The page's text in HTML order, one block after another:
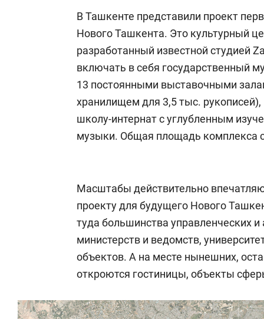
В Ташкенте представили проект
Нового Ташкента. Это культурный
разработанный известной студией
включать в себя государственный
13 постоянными выставочными
хранилищем для 3,5 тыс.
школу-интернат с углубленным
музыки. Общая площадь комплекса
Масштабы действительно
проекту для будущего Нового
туда большинства управленческих
министерств и ведомств,
объектов. А на месте нынешних,
откроются гостиницы, объекты